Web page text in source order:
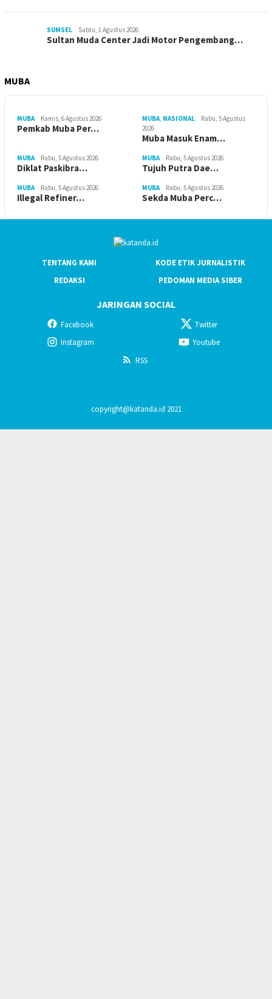
SUMSEL Sabtu, 1 Agustus 2026
Sultan Muda Center Jadi Motor Pengembang…
MUBA
MUBA Kamis, 6 Agustus 2026
Pemkab Muba Per…
MUBA, NASIONAL
Rabu, 5 Agustus
2026
Muba Masuk Enam…
MUBA Rabu, 5 Agustus 2026
Diklat Paskibra…
MUBA Rabu, 5 Agustus 2026
Tujuh Putra Dae…
MUBA Rabu, 5 Agustus 2026
Illegal Refiner…
MUBA Rabu, 5 Agustus 2026
Sekda Muba Perc…
TENTANG KAMI
KODE ETIK JURNALISTIK
REDAKSI
PEDOMAN MEDIA SIBER
JARINGAN SOCIAL
Facebook
Twitter
Instagram
Youtube
RSS
copyright@katanda.id 2021